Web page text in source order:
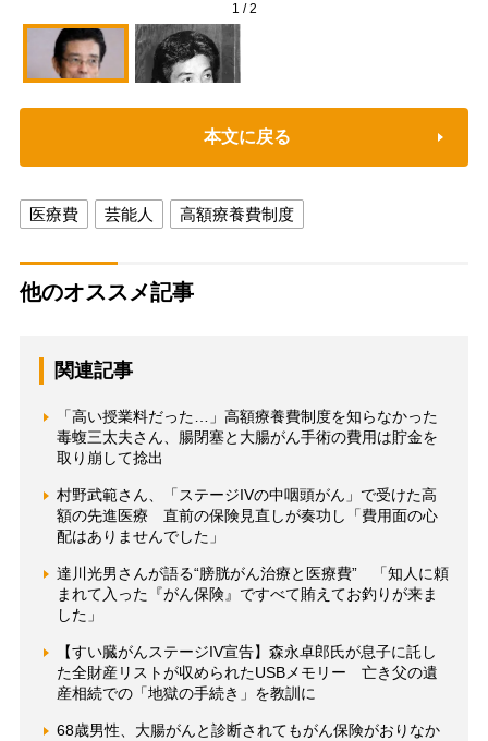
1 /2
本文に戻る
医療費 芸能人 高額療養費制度
他のオススメ記事
関連記事
「高い授業料だった…」高額療養費制度を知らなかった
毒蝮三太夫さん、腸閉塞と大腸がん手術の費用は貯金を
取り崩して捻出
村野武範さん、「ステージIVの中咽頭がん」で受けた高
額の先進医療 直前の保険見直しが奏功し「費用面の心
配はありませんでした」
達川光男さんが語る“膀胱がん治療と医療費” 「知人に頼
まれて入った『がん保険』ですべて賄えてお釣りが来ま
した」
【すい臓がんステージIV宣告】森永卓郎氏が息子に託し
た全財産リストが収められたUSBメモリー 亡き父の遺
産相続での「地獄の手続き」を教訓に
68歳男性、大腸がんと診断されてもがん保険がおりなか